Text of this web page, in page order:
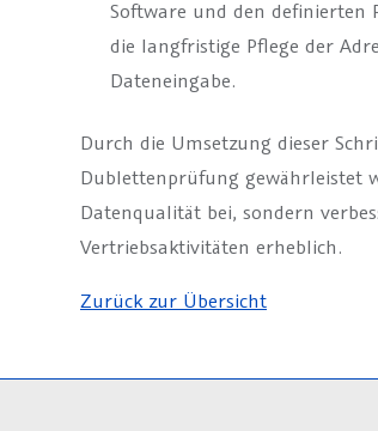
Software und den definierten
die langfristige Pflege der
Dateneingabe.
Durch die Umsetzung dieser
Dublettenprüfung gewährleistet
Datenqualität bei, sondern
Vertriebsaktivitäten erheblich.
Zurück zur Übersicht